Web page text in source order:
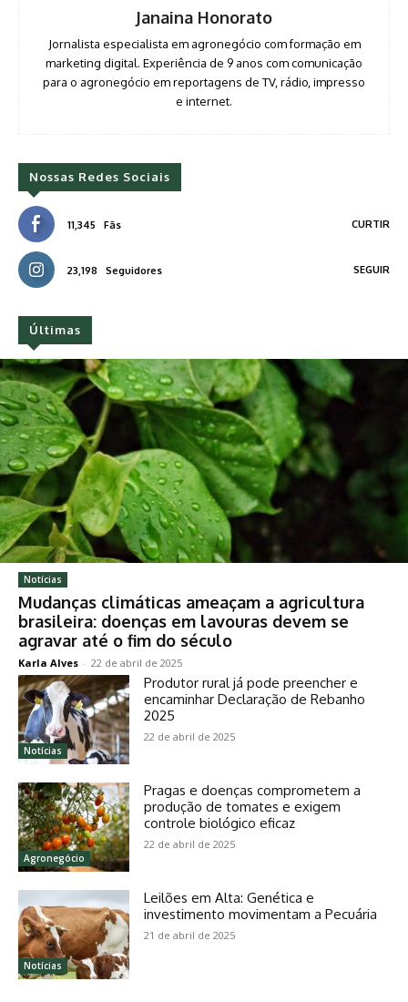
Janaina Honorato
Jornalista especialista em agronegócio com formação em
marketing digital. Experiência de 9 anos com comunicação
para o agronegócio em reportagens de TV, rádio, impresso
e internet.
Nossas Redes Sociais
11,345 Fãs CURTIR
23,198 Seguidores SEGUIR
Últimas
Notícias
Mudanças climáticas ameaçam a agricultura
brasileira: doenças em lavouras devem se
agravar até o fim do século
Karla Alves - 22 de abril de 2025
Notícias
Produtor rural já pode preencher e
encaminhar Declaração de Rebanho
2025
22 de abril de 2025
Agronegócio
Pragas e doenças comprometem a
produção de tomates e exigem
controle biológico eficaz
22 de abril de 2025
Notícias
Leilões em Alta: Genética e
investimento movimentam a Pecuária
21 de abril de 2025